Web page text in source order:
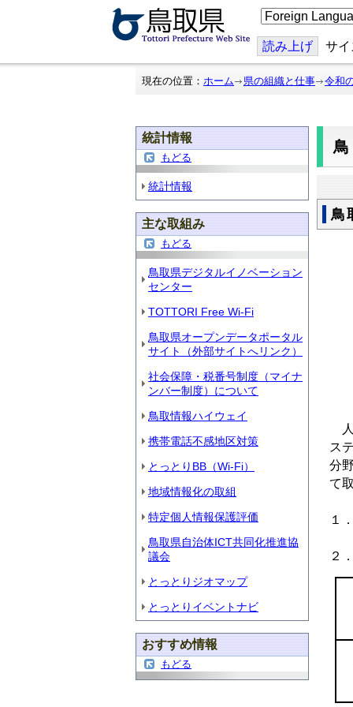
こ
の
ジ
を
翻
読み上げ サイ
現在の位置： ホーム 県の組織と仕事 令和
統計情報
もどる
統計情報
主な取組み
もどる
鳥取県デジタルイノベーション
センター
TOTTORI Free Wi-Fi
鳥取県オープンデータポータル
サイト（外部サイトへリンク）
社会保障・税番号制度（マイナ
ンバー制度）について
鳥取情報ハイウェイ
携帯電話不感地区対策
とっとりBB（Wi-Fi）
地域情報化の取組
特定個人情報保護評価
鳥取県自治体ICT共同化推進協
議会
とっとりジオマップ
とっとりイベントナビ
おすすめ情報
もどる
鳥
人
ス
分
て
１
２